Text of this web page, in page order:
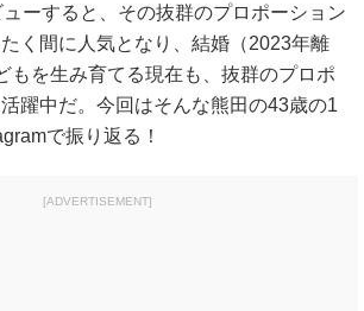
ーすると、その抜群のプロポーション
く間に人気となり、結婚（2023年離
もを生み育てる現在も、抜群のプロポ
躍中だ。今回はそんな熊田の43歳の1
で振り返る！
[ADVERTISEMENT]